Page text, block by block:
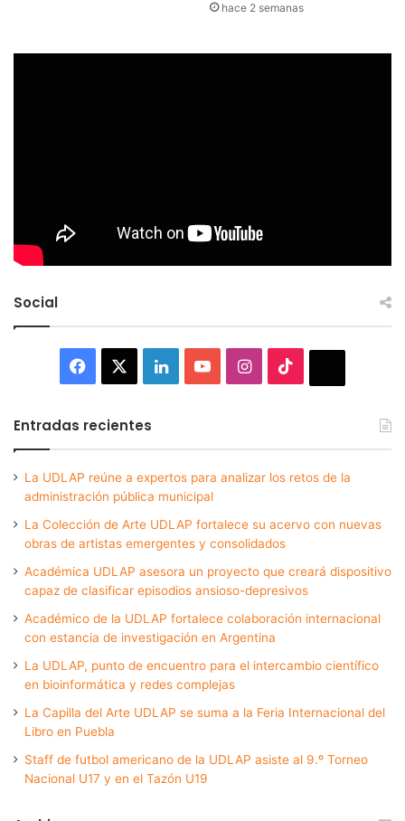
hace 2 semanas
Social
Facebook LinkedInYouTubeInstagram
Entradas recientes
La UDLAP reúne a expertos para analizar los retos de la
administración pública municipal
La Colección de Arte UDLAP fortalece su acervo con nuevas
obras de artistas emergentes y consolidados
Académica UDLAP asesora un proyecto que creará dispositivo
capaz de clasificar episodios ansioso-depresivos
Académico de la UDLAP fortalece colaboración internacional
con estancia de investigación en Argentina
La UDLAP, punto de encuentro para el intercambio científico
en bioinformática y redes complejas
La Capilla del Arte UDLAP se suma a la Feria Internacional del
Libro en Puebla
Staff de futbol americano de la UDLAP asiste al 9.º Torneo
Nacional U17 y en el Tazón U19